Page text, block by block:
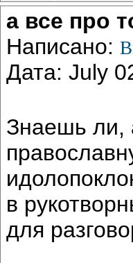
а все про
Написано:
Дата: July
Знаешь ли,
в
для